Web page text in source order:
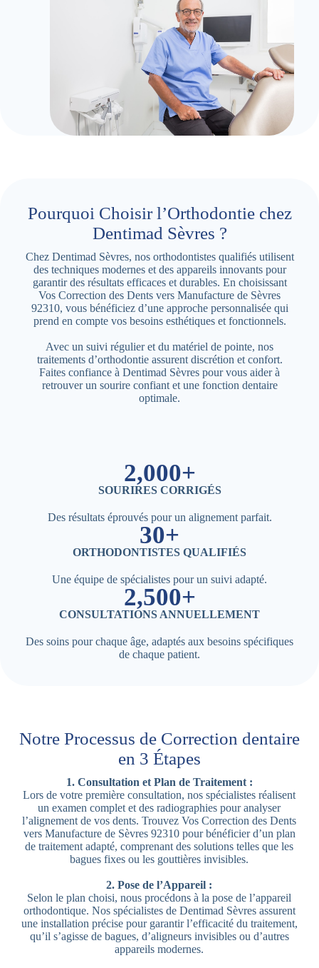
Pourquoi Choisir l’Orthodontie chez
Dentimad Sèvres ?
Chez Dentimad Sèvres, nos orthodontistes qualifiés utilisent
des techniques modernes et des appareils innovants pour
garantir des résultats efficaces et durables. En choisissant
Vos Correction des Dents vers Manufacture de Sèvres
92310, vous bénéficiez d’une approche personnalisée qui
prend en compte vos besoins esthétiques et fonctionnels.
Avec un suivi régulier et du matériel de pointe, nos
traitements d’orthodontie assurent discrétion et confort.
Faites confiance à Dentimad Sèvres pour vous aider à
retrouver un sourire confiant et une fonction dentaire
optimale.
2,000+
SOURIRES CORRIGÉS
Des résultats éprouvés pour un alignement parfait.
30+
ORTHODONTISTES QUALIFIÉS
Une équipe de spécialistes pour un suivi adapté.
2,500+
CONSULTATIONS ANNUELLEMENT
Des soins pour chaque âge, adaptés aux besoins spécifiques
de chaque patient.
Notre Processus de Correction dentaire
en 3 Étapes
1. Consultation et Plan de Traitement :
Lors de votre première consultation, nos spécialistes réalisent
un examen complet et des radiographies pour analyser
l’alignement de vos dents. Trouvez Vos Correction des Dents
vers Manufacture de Sèvres 92310 pour bénéficier d’un plan
de traitement adapté, comprenant des solutions telles que les
bagues fixes ou les gouttières invisibles.
2. Pose de l’Appareil :
Selon le plan choisi, nous procédons à la pose de l’appareil
orthodontique. Nos spécialistes de Dentimad Sèvres assurent
une installation précise pour garantir l’efficacité du traitement,
qu’il s’agisse de bagues, d’aligneurs invisibles ou d’autres
appareils modernes.